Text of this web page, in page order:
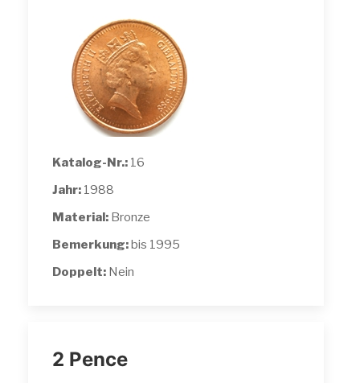
Katalog-Nr.: 16
Jahr: 1988
Material: Bronze
Bemerkung:bis 1995
Doppelt: Nein
2 Pence